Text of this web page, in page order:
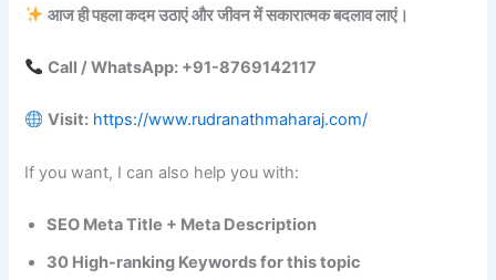
आज ही पहला कदम उठाएं और जीवन में सकारात्मक बदलाव लाएं।
Call / WhatsApp: +91-8769142117
Visit: https://www.rudranathmaharaj.com/
If you want, I can also help you with:
SEO Meta Title + Meta Description
30 High-ranking Keywords for this topic